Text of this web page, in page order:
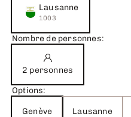
Lausanne
1003
Nombre de personnes:
2 personnes
Options:
Genève Lausanne